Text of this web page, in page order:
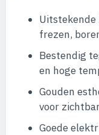
frezen,
Bestendig
en hoge
Gouden
voor
Goede